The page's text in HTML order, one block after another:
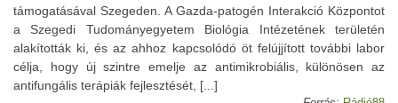
támogatásával Szegeden. A Gazda-patogén Interakció Központot
a Szegedi Tudományegyetem Biológia Intézetének területén
alakították ki, és az ahhoz kapcsolódó öt felújjított további labor
célja, hogy új szintre emelje az antimikrobiális, különösen az
antifungális terápiák fejlesztését, [...]